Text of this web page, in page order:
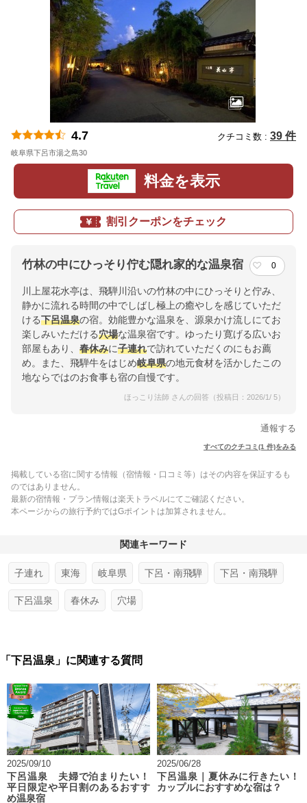
4.7 クチコミ数 : 39 件
岐阜県下呂市湯之島30
料金を表示
割引クーポンをチェック
竹林の中にひっそり佇む隠れ家的な温泉宿 0
川上屋花水亭は、飛騨川沿いの竹林の中にひっそりと佇み、
静かに流れる時間の中でしばし極上の癒やしを感じていただ
ける下呂温泉の宿。効能豊かな温泉を、源泉かけ流しにてお
楽しみいただける穴場な温泉宿です。ゆったり寛げる広いお
部屋もあり、 春休みに子連れで訪れていただくのにもお薦
め。また、飛騨牛をはじめ岐阜県の地元食材を活かしたこの
地ならではのお食事も宿の自慢です。
ほっこり法師 さんの回答（投稿日：2026/1/ 5）
通報する
すべてのクチコミ(1 件)をみる
掲載している宿に関する情報（宿情報・口コミ等）はその内容を保証するも
のではありません。
最新の宿情報・プラン情報は楽天トラベルにてご確認ください。
本ページからの旅行予約ではGポイントは加算されません。
関連キーワード
子連れ 東海 岐阜県 下呂・南飛騨 下呂・南飛騨
下呂温泉 春休み 穴場
「下呂温泉」に関連する質問
2025/09/10
下呂温泉 夫婦で泊まりたい！
平日限定や平日割のあるおすす
め温泉宿
2025/06/28
下呂温泉｜夏休みに行きたい！
カップルにおすすめな宿は？